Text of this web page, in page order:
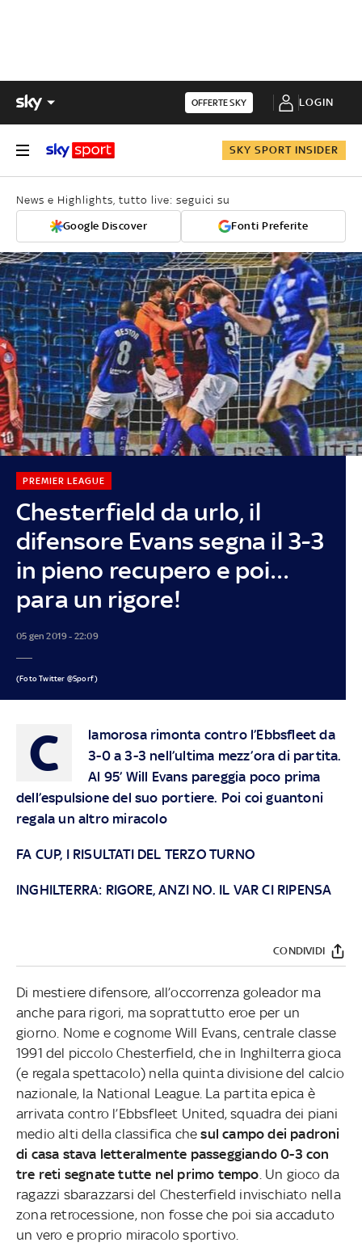
OFFERTE SKY LOGIN
SKY SPORT INSIDER
News e Highlights, tutto live: seguici su
Google Discover Fonti Preferite
Chesterfield da urlo, il
difensore Evans segna il 3-3
in pieno recupero e poi…
para un rigore!
PREMIER LEAGUE
05 gen 2019 - 22:09
(Foto Twitter @Sporf)
C
lamorosa rimonta contro l’Ebbsfleet da
3-0 a 3-3 nell’ultima mezz’ora di partita.
Al 95’ Will Evans pareggia poco prima
dell’espulsione del suo portiere. Poi coi guantoni
regala un altro miracolo
FA CUP, I RISULTATI DEL TERZO TURNO
INGHILTERRA: RIGORE, ANZI NO. IL VAR CI RIPENSA
CONDIVIDI
Di mestiere difensore, all’occorrenza goleador ma
anche para rigori, ma soprattutto eroe per un
giorno. Nome e cognome Will Evans, centrale classe
1991 del piccolo Chesterfield, che in Inghilterra gioca
(e regala spettacolo) nella quinta divisione del calcio
nazionale, la National League. La partita epica è
arrivata contro l’Ebbsfleet United, squadra dei piani
medio alti della classifica chesul campo dei padroni
di casa stava letteralmente passeggiando 0-3 con
tre reti segnate tutte nel primo tempo . Un gioco da
ragazzi sbarazzarsi del Chesterfield invischiato nella
zona retrocessione, non fosse che poi sia accaduto
un vero e proprio miracolo sportivo.